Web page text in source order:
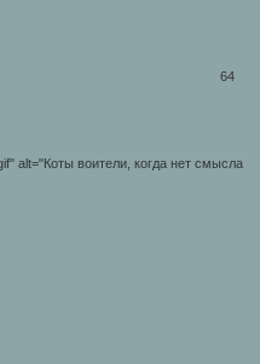
64
alt="Коты воители, когда нет смысла